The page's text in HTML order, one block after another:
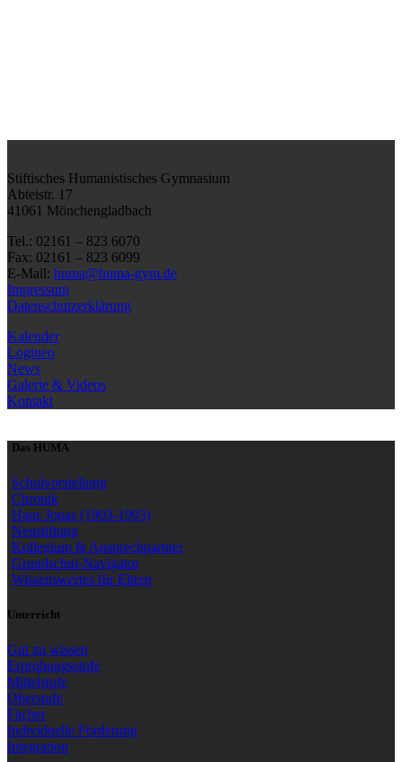
Stiftisches Humanistisches Gymnasium
Abteistr. 17
41061 Mönchengladbach
Tel.: 02161 – 823 6070
Fax: 02161 – 823 6099
E-Mail: huma@huma-gym.de
Impressum
Datenschutzerklärung
Kalender
Logineo
News
Galerie & Videos
Kontakt
Das HUMA
Schulvorstellung
Chronik
Hans Jonas (1903-1993)
Neustiftung
Kollegium & Ansprechpartner
Grundschul-Navigator
Wissenswertes für Eltern
Unterricht
Gut zu wissen
Erprobungsstufe
Mittelstufe
Oberstufe
Fächer
Individuelle Förderung
Integration